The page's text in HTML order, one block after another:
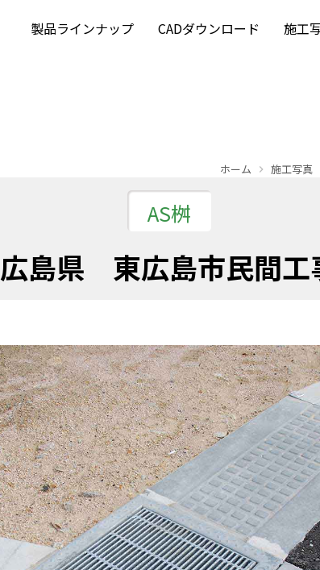
製品ラインナップ CADダウンロード 施工
ホーム 施工写真
AS桝
広島県 東広島市民間工